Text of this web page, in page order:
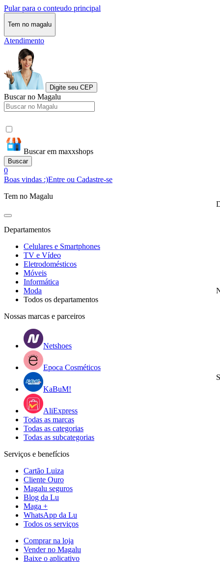
Pular para o conteudo principal
Tem no magalu
Atendimento
Digite seu CEP
Buscar no Magalu
Buscar em maxxshops
Buscar
0
Boas vindas :)Entre ou Cadastre-se
Tem no Magalu
Departamentos
Celulares e Smartphones
TV e Vídeo
Eletrodomésticos
Móveis
Informática
Moda
Todos os departamentos
Nossas marcas e parceiros
Netshoes
Epoca Cosméticos
KaBuM!
AliExpress
Todas as marcas
Todas as categorias
Todas as subcategorias
Serviços e benefícios
Cartão Luiza
Cliente Ouro
Magalu seguros
Blog da Lu
Maga +
WhatsApp da Lu
Todos os serviços
Comprar na loja
Vender no Magalu
Baixe o aplicativo